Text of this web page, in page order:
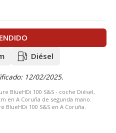
Diésel
12/02/2025.
BlueHDi 100 S&S - coche Diésel,
en A Coruña de segunda mano.
BlueHDi 100 S&S en A Coruña.